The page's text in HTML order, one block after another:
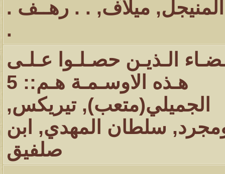
, ميلآف, . . رهــف .
.
الـذيـن حصـلـوا عـلـى
هـذه الاوسـمـة هـم:: 5
الجميلي(متعب), تيريكس,
, سلطان المهدي,
ابن
صلفيق